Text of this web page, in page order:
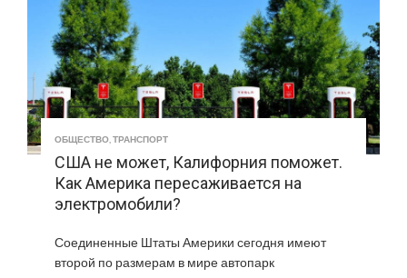
ОБЩЕСТВО ТРАНСПОРТ
США не может, Калифорния поможет.
Как Америка пересаживается на
электромобили?
Соединенные Штаты Америки сегодня имеют
второй по размерам в мире автопарк